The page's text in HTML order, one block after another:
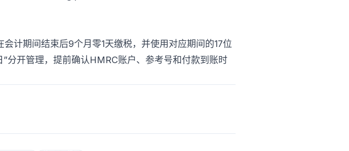
计期间结束后9个月零1天缴税，并使用对应期间的17位
分开管理，提前确认HMRC账户、参考号和付款到账时